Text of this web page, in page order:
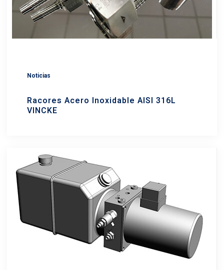
Noticias
Racores Acero Inoxidable AISI 316L
VINCKE